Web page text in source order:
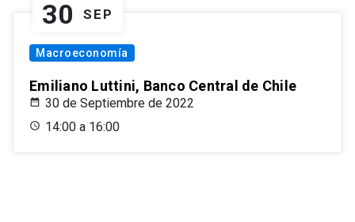
30 SEP
Macroeconomía
Emiliano Luttini, Banco Central de Chile
30 de Septiembre de 2022
14:00 a 16:00